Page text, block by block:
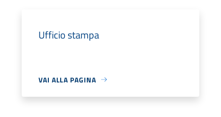
Ufficio stampa
VAI ALLA PAGINA